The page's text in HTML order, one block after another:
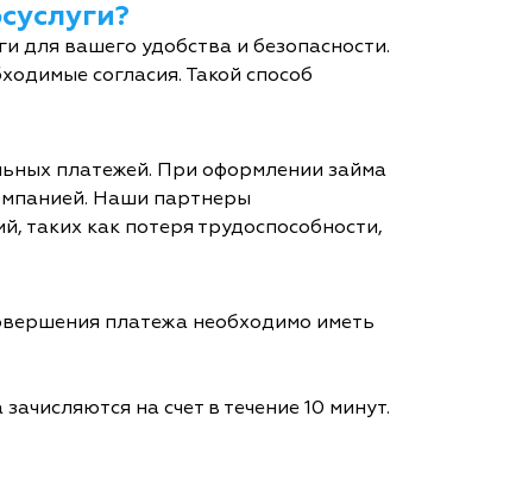
для вашего удобства и безопасности.
согласия. Такой способ
платежей. При оформлении займа
Наши партнеры
таких как потеря трудоспособности,
платежа необходимо иметь
на счет в течение 10 минут.